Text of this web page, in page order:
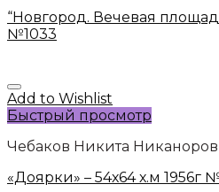
“Новгород. Вечевая
№1033
Add to Wishlist
Быстрый просмотр
Чебаков Никита
«Доярки» – 54х64 х.м 1956г